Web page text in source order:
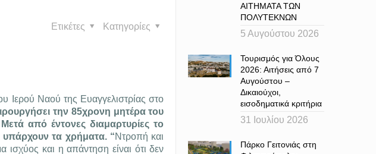
Κατηγορίες
Ετικέτες
Ιερού Ναού της Ευαγγελιστρίας στο
την 85χρονη μητέρα του
από έντονες διαμαρτυρίες το
τα χρήματα. “Ντροπή και
και η απάντηση είναι ότι δεν
ΑΙΤΗΜΑΤΑ ΤΩΝ
ΠΟΛΥΤΕΚΝΩΝ
5 Αυγούστου 2026
Τουρισμός για Όλους
2026: Αιτήσεις από 7
Αυγούστου –
Δικαιούχοι,
εισοδηματικά κριτήρια
31 Ιουλίου 2026
Πάρκο Γειτονιάς στη